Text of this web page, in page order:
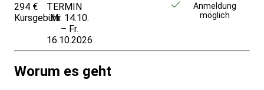
294 €
Kursgebühr
TERMIN
Mi. 14.10.
– Fr.
16.10.2026
Anmeldung
möglich
Worum es geht